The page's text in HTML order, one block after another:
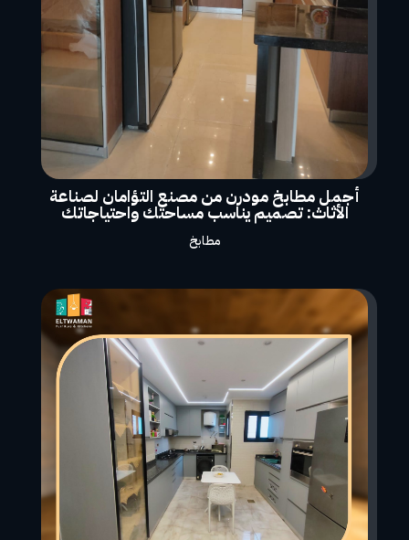
أجمل مطابخ مودرن من مصنع التؤامان لصناعة
الأثاث: تصميم يناسب مساحتك واحتياجاتك
مطابخ